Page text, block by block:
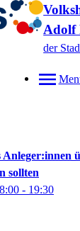
Adolf
der
Anleger:innen
sollten
- 19:30